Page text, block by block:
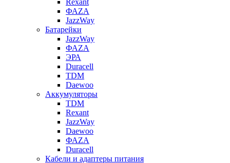
ФАZА
JazzWay
Батарейки
JazzWay
ФАZА
ЭРА
Duracell
TDM
Daewoo
Аккумуляторы
TDM
Rexant
JazzWay
Daewoo
ФАZА
Duracell
Кабели и адаптеры питания